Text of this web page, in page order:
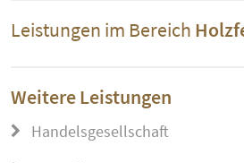
Leistungen im Bereich
Weitere Leistungen
Handelsgesellschaft